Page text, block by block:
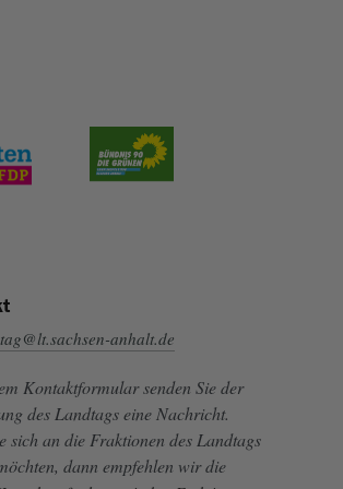
anhalt.de
Kontaktformular senden Sie der
des Landtags eine Nachricht.
sich an die Fraktionen des Landtags
dann empfehlen wir die